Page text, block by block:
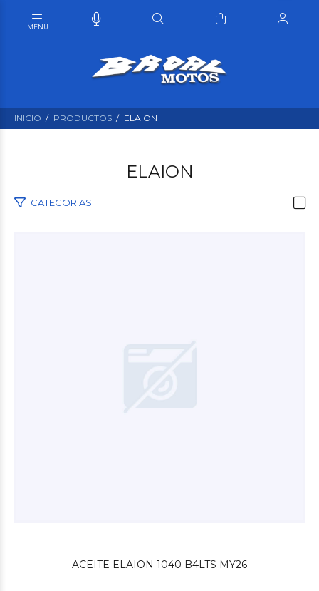
INICIO PRODUCTOS ELAION
ELAION
CATEGORIAS
ACEITE ELAION 1040 B4LTS MY26